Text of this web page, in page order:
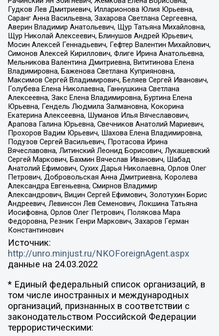
Гудков Лев Дмитриевич, Илларионова Юлия Юрьевна,
Саранг Анна Васильевна, Захарова Светлана Сергеевна,
Аверин Владимир Анатольевич, Щур Татьяна Михайловна,
Щур Николай Алексеевич, Блинушов Андрей Юрьевич,
Мосин Алексей Геннадьевич, Гефтер Валентин Михайлович,
Симонов Алексей Кириллович, Флиге Ирина Анатольевна,
Мельникова Валентина Дмитриевна, Вититинова Елена
Владимировна, Баженова Светлана Куприяновна,
Максимов Сергей Владимирович, Беляев Сергей Иванович,
Голубева Елена Николаевна, Ганнушкина Светлана
Алексеевна, Закс Елена Владимировна, Буртина Елена
Юрьевна, Гендель Людмила Залмановна, Кокорина
Екатерина Алексеевна, Шуманов Илья Вячеславович,
Арапова Галина Юрьевна, Свечников Анатолий Мариевич,
Прохоров Вадим Юрьевич, Шахова Елена Владимировна,
Подузов Сергей Васильевич, Протасова Ирина
Вячеславовна, Литинский Леонид Борисович, Лукашевский
Сергей Маркович, Бахмин Вячеслав Иванович, Шабад
Анатолий Ефимович, Сухих Дарья Николаевна, Орлов Олег
Петрович, Добровольская Анна Дмитриевна, Королева
Александра Евгеньевна, Смирнов Владимир
Александрович, Вицин Сергей Ефимович, Золотухин Борис
Андреевич, Левинсон Лев Семенович, Локшина Татьяна
Иосифовна, Орлов Олег Петрович, Полякова Мара
Федоровна, Резник Генри Маркович, Захаров Герман
Константинович
Источник:
http://unro.minjust.ru/NKOForeignAgent.aspx
данные на 24.03.2022
* Единый федеральный список организаций, в
том числе иностранных и международных
организаций, признанных в соответствии с
законодательством Российской Федерации
террористическими: